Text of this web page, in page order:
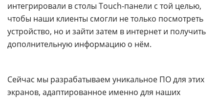
интегрировали в столы Touch-панели с той целью,
чтобы наши клиенты смогли не только посмотреть
устройство, но и зайти затем в интернет и получить
дополнительную информацию о нём.
Сейчас мы разрабатываем уникальное ПО для этих
экранов, адаптированное именно для наших